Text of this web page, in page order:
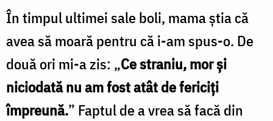
În timpul ultimei sale boli, mama ştia că
avea să moară pentru că i-am spus-o. De
două ori mi-a zis: „Ce straniu, mor şi
niciodată nu am fost atât de fericiţi
împreună.” Faptul de a vrea să facă din